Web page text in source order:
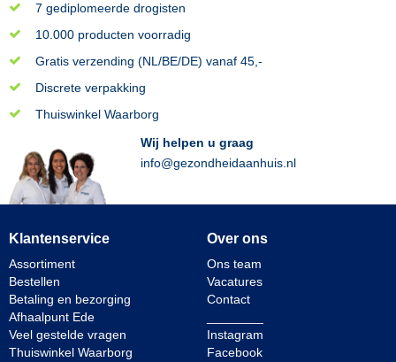
7 gediplomeerde drogisten
10.000 producten voorradig
Gratis verzending (NL/BE/DE) vanaf 45,-
Discrete verpakking
Thuiswinkel Waarborg
Wij helpen u graag
info@gezondheidaanhuis.nl
Klantenservice
Assortiment
Bestellen
Betaling en bezorging
Afhaalpunt Ede
Veel gestelde vragen
Thuiswinkel Waarborg
Over ons
Ons team
Vacatures
Contact
Instagram
Facebook